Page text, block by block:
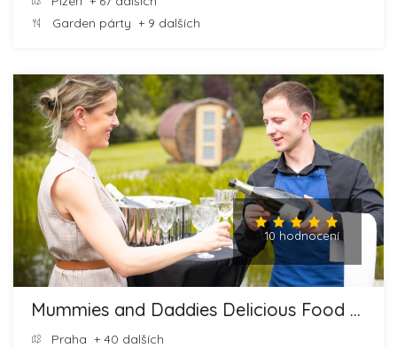
Garden párty + 9 dalších
10 hodnocení
Mummies and Daddies Delicious Food and Cheesecakes
Praha + 40 dalších